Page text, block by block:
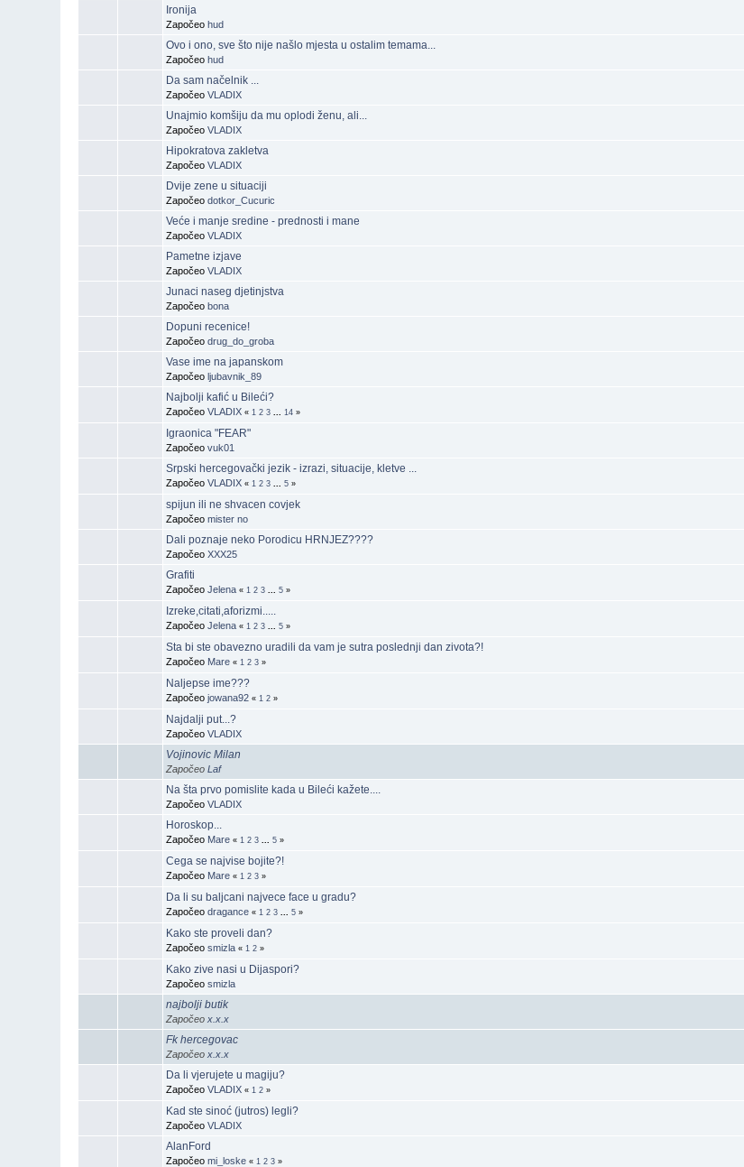
Ironija
Započeohud
Ovo i ono, sve što nije našlo mjesta u ostalim temama...
Započeohud
Da sam načelnik ...
ZapočeoVLADIX
Unajmio komšiju da mu oplodi ženu, ali...
ZapočeoVLADIX
Hipokratova zakletva
ZapočeoVLADIX
Dvije zene u situaciji
Započeodotkor_Cucuric
Veće i manje sredine - prednosti i mane
ZapočeoVLADIX
Pametne izjave
ZapočeoVLADIX
Junaci naseg djetinjstva
Započeobona
Dopuni recenice!
Započeodrug_do_groba
Vase ime na japanskom
Započeoljubavnik_89
Najbolji kafić u Bileći?
ZapočeoVLADIX « 1 2 3 14 »
Igraonica "FEAR"
Započeovuk01
Srpski hercegovački jezik - izrazi, situacije, kletve ...
ZapočeoVLADIX « 1 2 3 ...5 »
spijun ili ne shvacen covjek
Započeomister no
Dali poznaje neko Porodicu HRNJEZ????
ZapočeoXXX25
Grafiti
ZapočeoJelena « 1 2 3 ...5 »
Izreke,citati,aforizmi.....
ZapočeoJelena « 1 2 3 ...5 »
Sta bi ste obavezno uradili da vam je sutra poslednji dan zivota?!
Započeo Mare « 1 2 3 »
Naljepse ime???
Započeojowana92 « 1 2 »
Najdalji put...?
ZapočeoVLADIX
Vojinovic Milan
ZapočeoLaf
Na šta prvo pomislite kada u Bileći kažete....
ZapočeoVLADIX
Horoskop...
Započeo Mare « 1 2 3 ...5 »
Cega se najvise bojite?!
Započeo Mare « 1 2 3 »
Da li su baljcani najvece face u gradu?
Započeodragance « 1 2 3 ...5 »
Kako ste proveli dan?
Započeosmizla « 1 2 »
Kako zive nasi u Dijaspori?
Započeosmizla
najbolji butik
Započeox.x.x
Fk hercegovac
Započeox.x.x
Da li vjerujete u magiju?
ZapočeoVLADIX « 1 2 »
Kad ste sinoć (jutros) legli?
ZapočeoVLADIX
AlanFord
Započeomi_loske « 1 2 3 »